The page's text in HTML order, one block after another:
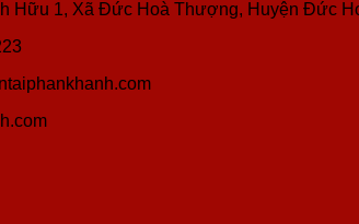
Hữu 1, Xã Đức Hoà Thượng, Huyện Đức